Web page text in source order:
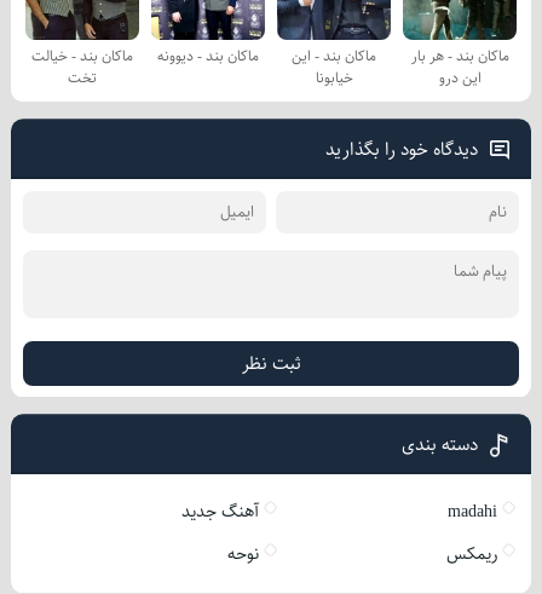
ماکان بند - هر بار
این درو
ماکان بند - این
خیابونا
ماکان بند - دیوونه
ماکان بند - خیالت
تخت
دیدگاه خود را بگذارید
ثبت نظر
دسته بندی
madahi
آهنگ جدید
ریمکس
نوحه